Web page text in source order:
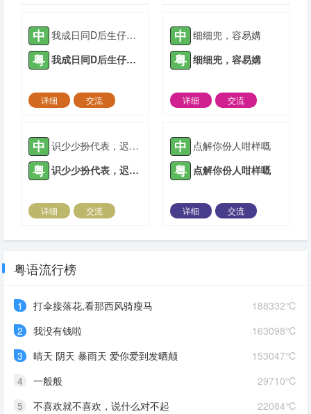
中 我成日同D后生仔讲要成功唔好霖住一步登天
粤 我成日同D后生仔讲要成功唔好霖住一步登天
详细
交流
中 细细兜，容易媾
粤 细细兜，容易媾
详细
交流
中 识少少扮代表，迟早搞出个大头佛
粤 识少少扮代表，迟早搞出个大头佛
详细
交流
中 点解你份人咁样嘅
粤 点解你份人咁样嘅
详细
交流
粤语流行榜
188332℃
1
打伞接落花,看那西风骑瘦马
163098℃
2
我没有钱啦
153047℃
3
晴天 阴天 暴雨天 爱你爱到发晒颠
29710℃
4
一般般
22084℃
5
不喜欢就不喜欢，说什么对不起